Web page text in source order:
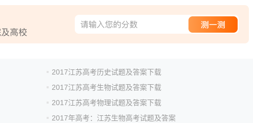
2017江苏高考历史试题及答案下载
2017江苏高考生物试题及答案下载
2017江苏高考物理试题及答案下载
2017年高考：江苏生物高考试题及答案